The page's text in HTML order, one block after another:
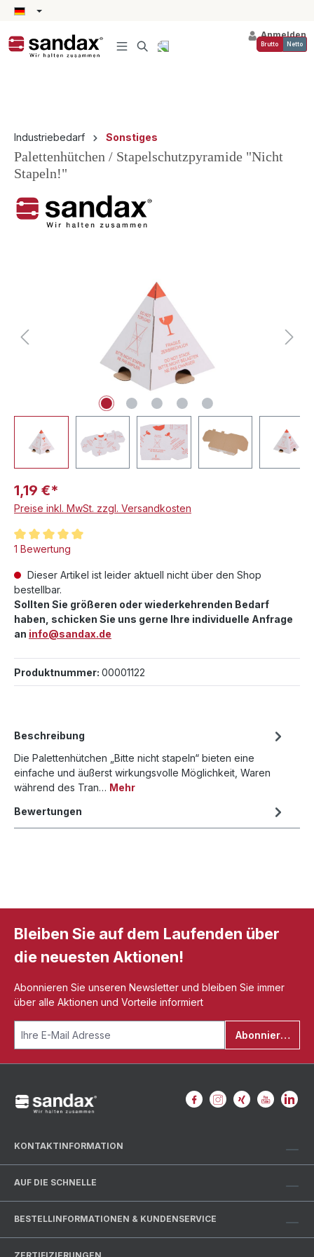
springen
Anmelden
Brutto Netto
Industriebedarf Sonstiges
Palettenhütchen / Stapelschutzpyramide "Nicht
Stapeln!"
1,19 €*
Preise inkl. MwSt. zzgl. Versandkosten
Durchschnittliche Bewertung von 5 von 5 Sternen
1 Bewertung
Dieser Artikel ist leider aktuell nicht über den Shop
bestellbar.
Sollten Sie größeren oder wiederkehrenden Bedarf
haben, schicken Sie uns gerne Ihre individuelle Anfrage
an info@sandax.de
Produktnummer: 00001122
Beschreibung
Die Palettenhütchen „Bitte nicht stapeln“ bieten eine
einfache und äußerst wirkungsvolle Möglichkeit, Waren
während des Tran… Mehr
Bewertungen
Bleiben Sie auf dem Laufenden über
die neuesten Aktionen!
Abonnieren Sie unseren Newsletter und bleiben Sie immer
über alle Aktionen und Vorteile informiert
Abonnieren
KONTAKTINFORMATION
AUF DIE SCHNELLE
BESTELLINFORMATIONEN & KUNDENSERVICE